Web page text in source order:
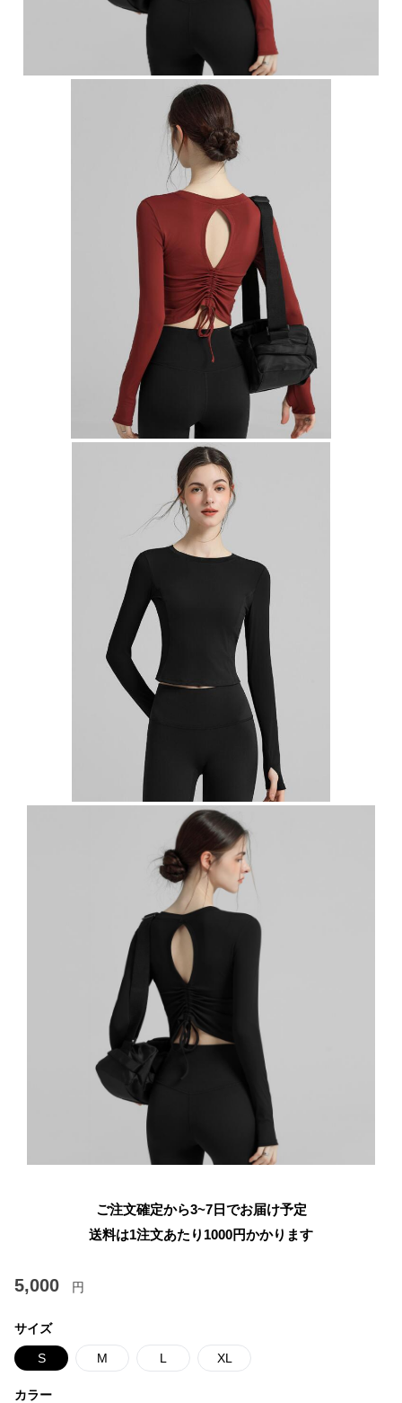
ご注文確定から3~7日でお届け予定
送料は1注文あたり 1000円かかります
5,000 円
サイズ
S M L XL
カラー